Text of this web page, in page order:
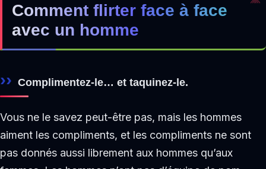
Comment flirter face à face
avec un homme
Complimentez-le… et taquinez-le.
Vous ne le savez peut-être pas, mais les hommes
aiment les compliments, et les compliments ne sont
pas donnés aussi librement aux hommes qu’aux